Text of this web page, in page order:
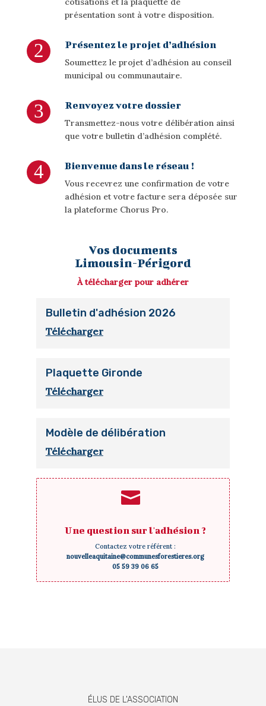
présentation sont à votre disposition.
Présentez le projet d’adhésion
Soumettez le projet d’adhésion au conseil
municipal ou communautaire.
Renvoyez votre dossier
Transmettez-nous votre délibération ainsi
que votre bulletin d’adhésion complété.
Bienvenue dans le réseau !
Vous recevrez une confirmation de votre
adhésion et votre facture sera déposée sur
la plateforme Chorus Pro.
Vos documents
Limousin-Périgord
À télécharger pour adhérer
Bulletin d'adhésion 2026
Télécharger
Plaquette Gironde
Télécharger
Modèle de délibération
Télécharger

Une question sur l'adhésion ?
Contactez votre référent :
nouvelleaquitaine@communesforestieres.org
05 59 39 06 65
ÉLUS DE L'ASSOCIATION